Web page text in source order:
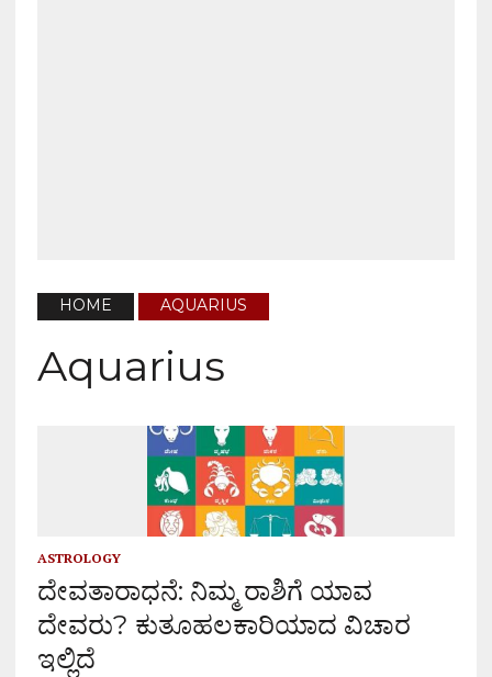
HOME AQUARIUS
Aquarius
ASTROLOGY
ದೇವತಾರಾಧನೆ: ನಿಮ್ಮ ರಾಶಿಗೆ ಯಾವ
ದೇವರು? ಕುತೂಹಲಕಾರಿಯಾದ ವಿಚಾರ
ಇಲ್ಲಿದೆ